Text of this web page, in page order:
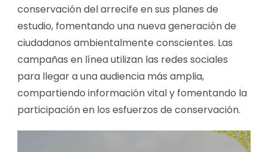
conservación del arrecife en sus planes de
estudio, fomentando una nueva generación de
ciudadanos ambientalmente conscientes. Las
campañas en línea utilizan las redes sociales
para llegar a una audiencia más amplia,
compartiendo información vital y fomentando la
participación en los esfuerzos de conservación.